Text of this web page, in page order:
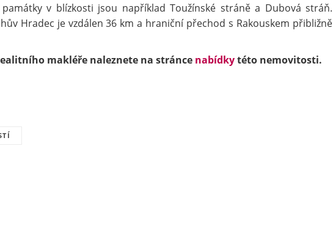
v blízkosti jsou například Toužínské stráně a Dubová stráň.
Hradec je vzdálen 36 km a hraniční přechod s Rakouskem přibližně
makléře naleznete na stránce nabídkytéto nemovitosti.